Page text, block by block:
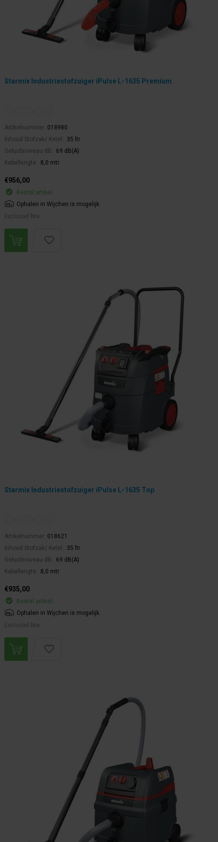
Starmix Industriestofzuiger iPulse L-1635 Premium
Artikelnummer: 018980
Inhoud Stofzak/ Ketel:
35 ltr
Geluidsniveau dB:
69 dB(A)
Kabellengte:
8,0 mtr
€956,00
Bestel artikel.
Ophalen in Wijchen is mogelijk.
Exclusief btw.
Starmix Industriestofzuiger iPulse L-1635 Top
Artikelnummer: 018621
Inhoud Stofzak/ Ketel:
35 ltr
Geluidsniveau dB:
69 dB(A)
Kabellengte:
8,0 mtr
€935,00
Bestel artikel.
Ophalen in Wijchen is mogelijk.
Exclusief btw.